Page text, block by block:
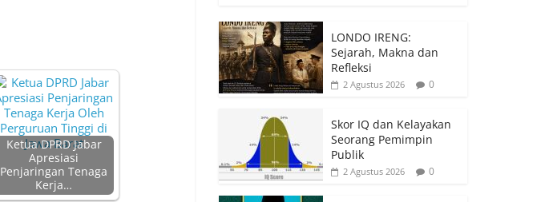
Ketua DPRD Jabar
Apresiasi
Penjaringan Tenaga
Kerja…
LONDO IRENG:
Sejarah, Makna dan
Refleksi
2 Agustus 2026 0
Skor IQ dan Kelayakan
Seorang Pemimpin
Publik
2 Agustus 2026 0